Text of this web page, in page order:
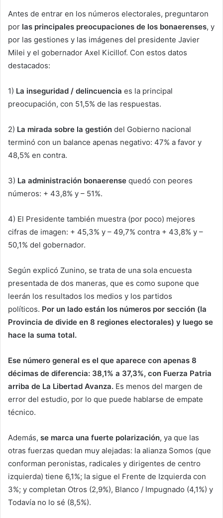
Antes de entrar en los números electorales, preguntaron
por las principales preocupaciones de los bonaerenses, y
por las gestiones y las imágenes del presidente Javier
Milei y el gobernador Axel Kicillof. Con estos datos
destacados:
1) La inseguridad / delincuencia es la principal
preocupación, con 51,5% de las respuestas.
2) La mirada sobre la gestión del Gobierno nacional
terminó con un balance apenas negativo: 47% a favor y
48,5% en contra.
3) La administración bonaerense quedó con peores
números: + 43,8% y – 51%.
4) El Presidente también muestra (por poco) mejores
cifras de imagen: + 45,3% y – 49,7% contra + 43,8% y –
50,1% del gobernador.
Según explicó Zunino, se trata de una sola encuesta
presentada de dos maneras, que es como supone que
leerán los resultados los medios y los partidos
políticos. Por un lado están los números por sección (la
Provincia de divide en 8 regiones electorales) y luego se
hace la suma total.
Ese número general es el que aparece con apenas 8
décimas de diferencia: 38,1% a 37,3%, con Fuerza Patria
arriba de La Libertad Avanza. Es menos del margen de
error del estudio, por lo que puede hablarse de empate
técnico.
Además, se marca una fuerte polarización, ya que las
otras fuerzas quedan muy alejadas: la alianza Somos (que
conforman peronistas, radicales y dirigentes de centro
izquierda) tiene 6,1%; la sigue el Frente de Izquierda con
3%; y completan Otros (2,9%), Blanco / Impugnado (4,1%) y
Todavía no lo sé (8,5%).